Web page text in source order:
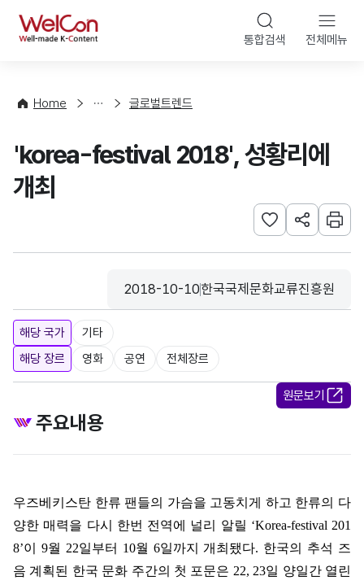
WelCon 통합검색 전체메뉴
Home
향
계
글로벌트렌드
'korea-festival 2018', 성황리에
개최
관심사 등록하기
URL 공유하
인쇄
등록일
2018-10-10
수집기관
한국국제문화교류진흥원
해당 국가
기타
해당 장르
영화 공연 전체장르
원문보기
주요내용
우즈베키스탄 한류 팬들의 가슴을 고동치게 하고 한류의 다
양한 매력을 다시 한번 전역에 널리 알릴 ‘Korea-festival 201
8’이 9월 22일부터 10월 6일까지 개최됐다. 한국의 추석 즈
음 계획된 한국 문화 주간의 첫 포문은 22, 23일 양일간 열린